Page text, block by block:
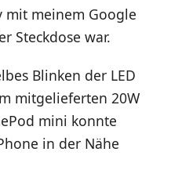
mit meinem Google
Steckdose war.
Blinken der LED
mitgelieferten 20W
mini konnte
in der Nähe